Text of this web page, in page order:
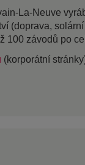
La-Neuve
(doprava,
100 závodů po
(korporátní